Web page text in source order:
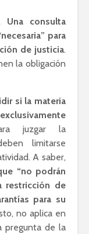
Una consulta
para
de justicia.
la obligación
si la materia
juzgar la
limitarse
A saber,
“no podrán
restricción de
para su
no aplica en
pregunta de la